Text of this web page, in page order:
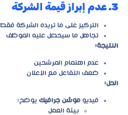
3. عدم إبراز قيمة الشركة
التركيز على ما تريده الشركة فقط
تجاهل ما سيحصل عليه الموظف
النتيجة:
عدم اهتمام المرشحين
ضعف التفاعل مع الإعلان
الحل:
فيديو موشن جرافيك يوضح:
بيئة العمل